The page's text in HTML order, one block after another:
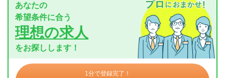
あなたの
希望条件に合う
理想の求人
をお探しします！
1分で登録完了！